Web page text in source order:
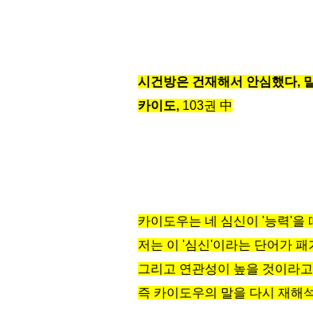
시건방은 건재해서 안심했다,
카이도, 103권 中
카이도우는 네 심신이 '능력'을
저는 이 '심신'이라는 단어가
그리고 연관성이 높을 것이라
즉 카이도우의 말을 다시 재해